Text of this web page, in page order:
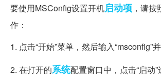
要使用MSConfig设置开机启动项 ，请
作：
1. 点击“开始”菜单，然后输入“msconfig”并
2. 在打开的系统配置窗口中，点击“启动”